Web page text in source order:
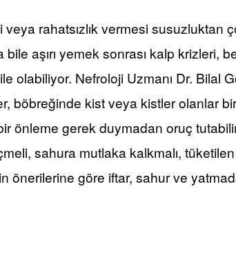
veya rahatsızlık vermesi susuzluktan
aşırı yemek sonrası kalp krizleri,
olabiliyor. Nefroloji Uzmanı Dr. Bilal
böbreğinde kist veya kistler olanlar
önleme gerek duymadan oruç
sahura mutlaka kalkmalı,
önerilerine göre iftar, sahur ve